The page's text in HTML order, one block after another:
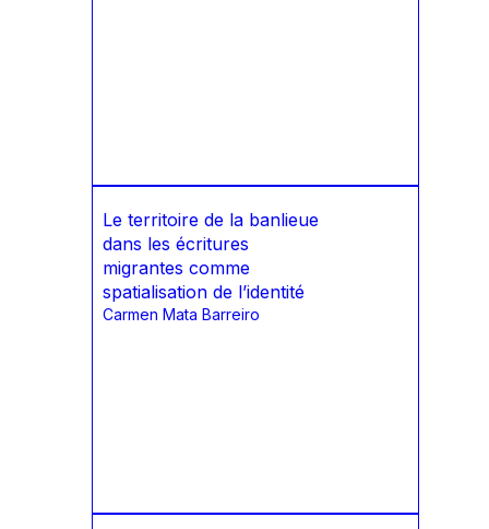
Le territoire de la banlieue
dans les écritures
migrantes comme
spatialisation de l’identité
Carmen Mata Barreiro